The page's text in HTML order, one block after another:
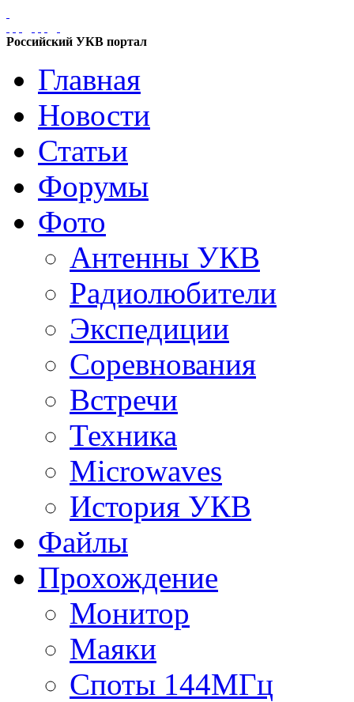
Российский УКВ портал
Главная
Новости
Статьи
Форумы
Фото
Антенны УКВ
Радиолюбители
Экспедиции
Соревнования
Встречи
Техника
Microwaves
История УКВ
Файлы
Прохождение
Монитор
Маяки
Споты 144МГц